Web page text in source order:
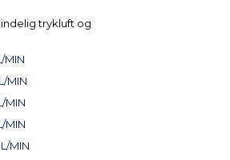
trykluft og
MIN
MIN
MIN
MIN
MIN